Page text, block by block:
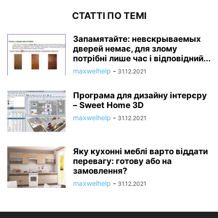
СТАТТІ ПО ТЕМІ
Запамятайте: невскрываемых
дверей немає, для злому
потрібні лише час і відповідний...
maxwelhelp - 31.12.2021
Програма для дизайну інтерєру
– Sweet Home 3D
maxwelhelp - 31.12.2021
Яку кухонні меблі варто віддати
перевагу: готову або на
замовлення?
maxwelhelp - 31.12.2021